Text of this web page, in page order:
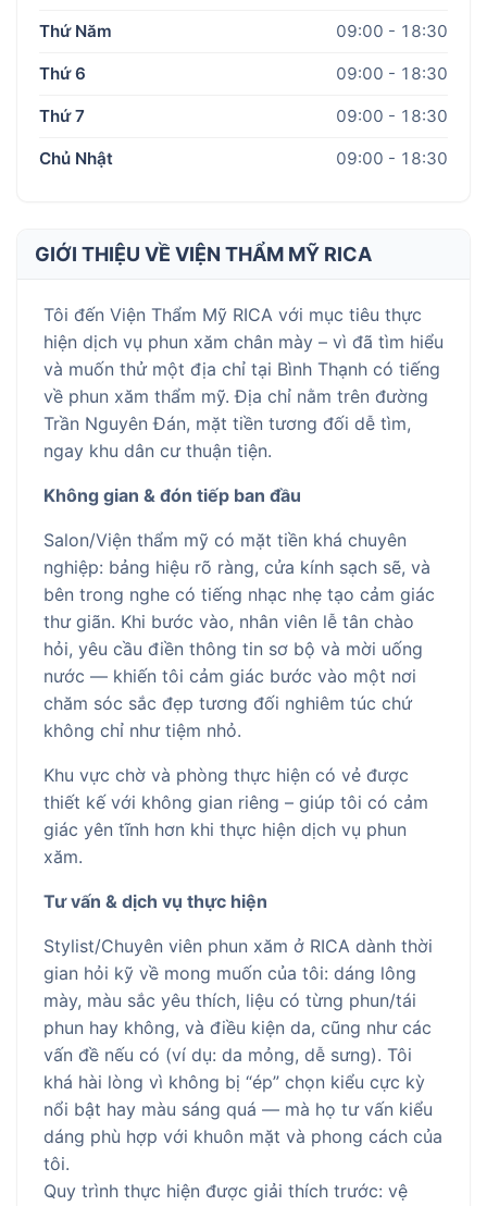
Thứ Năm 09:00 - 18:30
Thứ 6 09:00 - 18:30
Thứ 7 09:00 - 18:30
Chủ Nhật 09:00 - 18:30
GIỚI THIỆU VỀ VIỆN THẨM MỸ RICA
Tôi đến Viện Thẩm Mỹ RICA với mục tiêu thực
hiện dịch vụ phun xăm chân mày – vì đã tìm hiểu
và muốn thử một địa chỉ tại Bình Thạnh có tiếng
về phun xăm thẩm mỹ. Địa chỉ nằm trên đường
Trần Nguyên Đán, mặt tiền tương đối dễ tìm,
ngay khu dân cư thuận tiện.
Không gian & đón tiếp ban đầu
Salon/Viện thẩm mỹ có mặt tiền khá chuyên
nghiệp: bảng hiệu rõ ràng, cửa kính sạch sẽ, và
bên trong nghe có tiếng nhạc nhẹ tạo cảm giác
thư giãn. Khi bước vào, nhân viên lễ tân chào
hỏi, yêu cầu điền thông tin sơ bộ và mời uống
nước — khiến tôi cảm giác bước vào một nơi
chăm sóc sắc đẹp tương đối nghiêm túc chứ
không chỉ như tiệm nhỏ.
Khu vực chờ và phòng thực hiện có vẻ được
thiết kế với không gian riêng – giúp tôi có cảm
giác yên tĩnh hơn khi thực hiện dịch vụ phun
xăm.
Tư vấn & dịch vụ thực hiện
Stylist/Chuyên viên phun xăm ở RICA dành thời
gian hỏi kỹ về mong muốn của tôi: dáng lông
mày, màu sắc yêu thích, liệu có từng phun/tái
phun hay không, và điều kiện da, cũng như các
vấn đề nếu có (ví dụ: da mỏng, dễ sưng). Tôi
khá hài lòng vì không bị “ép” chọn kiểu cực kỳ
nổi bật hay màu sáng quá — mà họ tư vấn kiểu
dáng phù hợp với khuôn mặt và phong cách của
tôi.
Quy trình thực hiện được giải thích trước: vệ